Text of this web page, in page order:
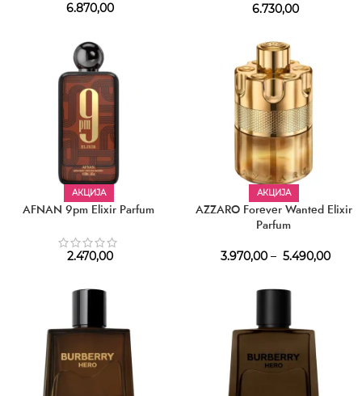
6.870,00 6.730,00
АКЦИЈА
AFNAN 9pm Elixir Parfum
2.470,00
АКЦИЈА
AZZARO Forever Wanted Elixir
Parfum
3.970,00 – 5.490,00